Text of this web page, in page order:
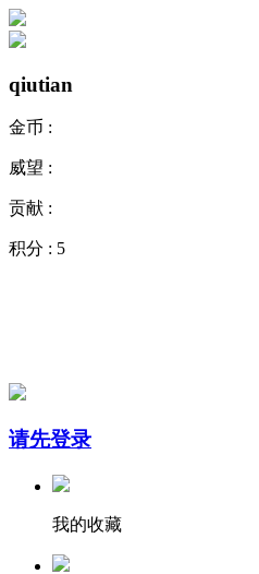
qiutian
金币 :
威望 :
贡献 :
积分 : 5
请先登录
我的收藏